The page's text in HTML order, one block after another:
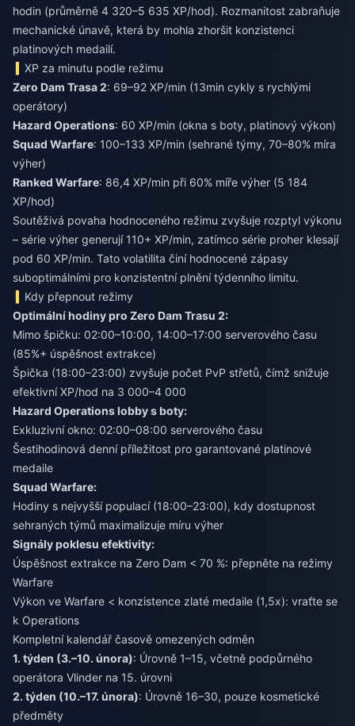
hodin (průměrně 4 320–5 635 XP/hod). Rozmanitost zabraňuje
mechanické únavě, která by mohla zhoršit konzistenci
platinových medailí.
XP za minutu podle režimu
Zero Dam Trasa 2: 69–92 XP/min (13min cykly s rychlými
operátory)
Hazard Operations: 60 XP/min (okna s boty, platinový výkon)
Squad Warfare: 100–133 XP/min (sehrané týmy, 70–80% míra
výher)
Ranked Warfare: 86,4 XP/min při 60% míře výher (5 184
XP/hod)
Soutěživá povaha hodnoceného režimu zvyšuje rozptyl výkonu
– série výher generují 110+ XP/min, zatímco série proher klesají
pod 60 XP/min. Tato volatilita činí hodnocené zápasy
suboptimálními pro konzistentní plnění týdenního limitu.
Kdy přepnout režimy
Optimální hodiny pro Zero Dam Trasu 2:
Mimo špičku: 02:00–10:00, 14:00–17:00 serverového času
(85%+ úspěšnost extrakce)
Špička (18:00–23:00) zvyšuje počet PvP střetů, čímž snižuje
efektivní XP/hod na 3 000–4 000
Hazard Operations lobby s boty:
Exkluzivní okno: 02:00–08:00 serverového času
Šestihodinová denní příležitost pro garantované platinové
medaile
Squad Warfare:
Hodiny s nejvyšší populací (18:00–23:00), kdy dostupnost
sehraných týmů maximalizuje míru výher
Signály poklesu efektivity:
Úspěšnost extrakce na Zero Dam < 70 %: přepněte na režimy
Warfare
Výkon ve Warfare < konzistence zlaté medaile (1,5x): vraťte se
k Operations
Kompletní kalendář časově omezených odměn
1. týden (3.–10. února): Úrovně 1–15, včetně podpůrného
2. týden (10.–17. února): Úrovně 16–30, pouze kosmetické